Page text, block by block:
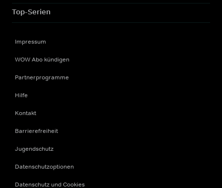
Top-Serien
Impressum
WOW Abo kündigen
Partnerprogramme
Hilfe
Kontakt
Barrierefreiheit
Jugendschutz
Datenschutzoptionen
Datenschutz und Cookies